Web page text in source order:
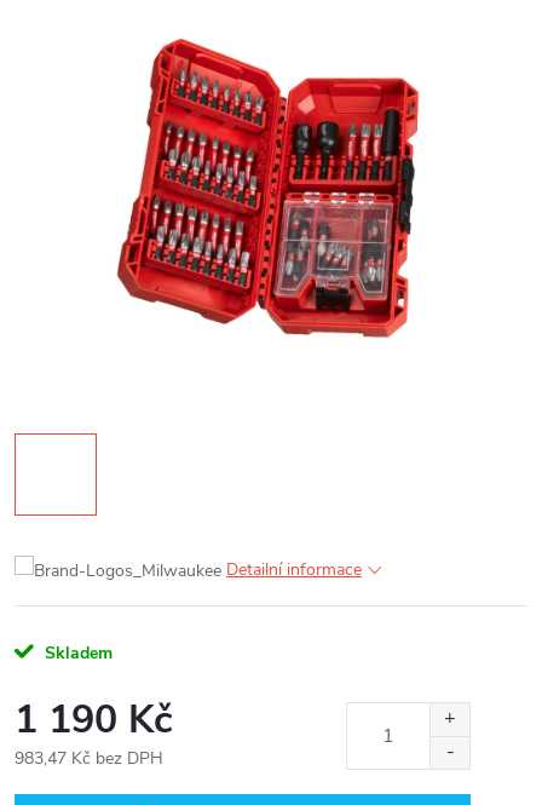
Detailní informace
Skladem
1 190 Kč
983,47 Kč bez DPH